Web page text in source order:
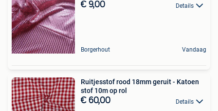
€ 9,00 Details
Borgerhout Vandaag
Ruitjesstof rood 18mm geruit - Katoen
stof 10m op rol
€ 60,00 Details